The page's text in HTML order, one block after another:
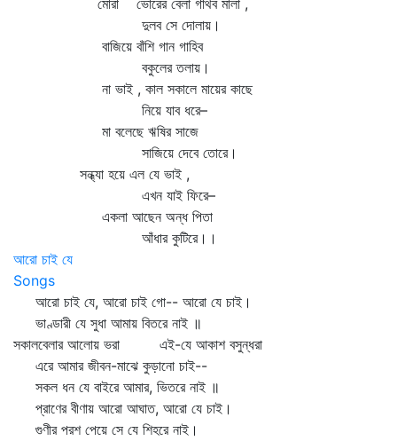
মোরা ভোরের বেলা গাঁথব মালা ,
দুলব সে দোলায়।
বাজিয়ে বাঁশি গান গাহিব
বকুলের তলায়।
না ভাই , কাল সকালে মায়ের কাছে
নিয়ে যাব ধরে–
মা বলেছে ঋষির সাজে
সাজিয়ে দেবে তোরে।
সন্ধ্যা হয়ে এল যে ভাই ,
এখন যাই ফিরে–
একলা আছেন অন্ধ পিতা
আঁধার কুটিরে।।
আরো চাই যে
Songs
আরো চাই যে, আরো চাই গো-- আরো যে চাই।
ভাণ্ডারী যে সুধা আমায় বিতরে নাই ॥
সকালবেলার আলোয় ভরা এই-যে আকাশ বসুন্ধরা
এরে আমার জীবন-মাঝে কুড়ানো চাই--
সকল ধন যে বাইরে আমার, ভিতরে নাই ॥
প্রাণের বীণায় আরো আঘাত, আরো যে চাই।
গুণীর পরশ পেয়ে সে যে শিহরে নাই।